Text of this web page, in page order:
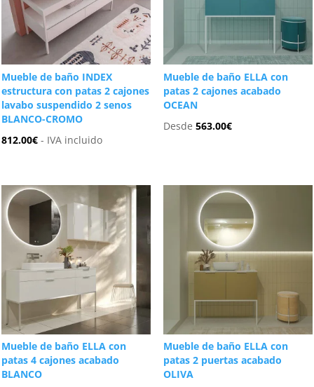
Mueble de baño INDEX
estructura con patas 2 cajones
lavabo suspendido 2 senos
BLANCO-CROMO
812.00€ - IVA incluido
Mueble de baño ELLA con
patas 2 cajones acabado
OCEAN
Desde 563.00€
Mueble de baño ELLA con
patas 4 cajones acabado
BLANCO
Mueble de baño ELLA con
patas 2 puertas acabado
OLIVA